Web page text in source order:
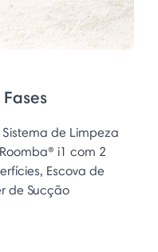
de Limpeza
i1 com 2
Escova de
de Sucção